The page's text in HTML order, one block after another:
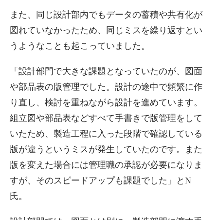
また、同じ設計部内でもデータの蓄積や共有化が
図れていなかったため、同じミスを繰り返すとい
うようなことも起こっていました。
「設計部門で大きな課題となっていたのが、図面
や部品表の版管理でした。設計の途中で頻繁に作
り直し、検討を重ねながら設計を進めています。
組立図や部品表などすべて手書きで版管理をして
いたため、製造工程に入った段階で確認している
版が違うというミスが発生していたのです。また
版を変えた場合には管理職の承認が必要になりま
すが、そのスピードアップも課題でした」とN
氏。